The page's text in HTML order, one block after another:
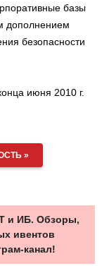
базы
дополнением
безопасности
июня 2010 г.
»
и ИБ. Обзоры,
ивентов
канал!